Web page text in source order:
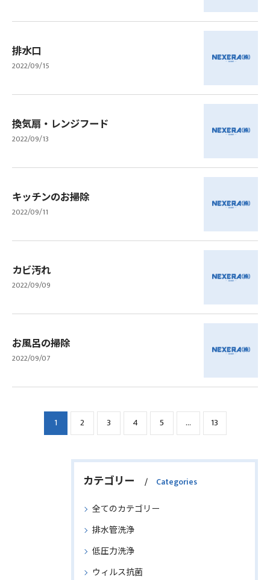
排水口
2022/09/15
換気扇・レンジフード
2022/09/13
キッチンのお掃除
2022/09/11
カビ汚れ
2022/09/09
お風呂の掃除
2022/09/07
1 2 3 4 5 ... 13
カテゴリー Categories
全てのカテゴリー
排水管洗浄
低圧力洗浄
ウィルス抗菌